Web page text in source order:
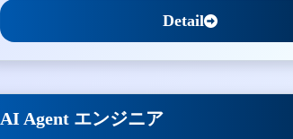
Detail
AI Agent エンジニア